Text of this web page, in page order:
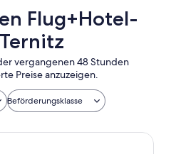
Flug+Hotel-
vergangenen 48 Stunden
Preise anzuzeigen.
Beförderungsklasse